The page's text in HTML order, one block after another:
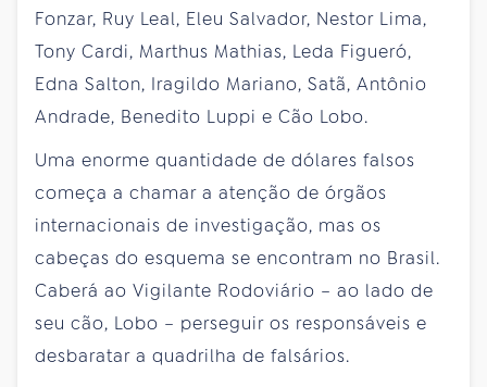
Fonzar, Ruy Leal, Eleu Salvador, Nestor Lima,
Tony Cardi, Marthus Mathias, Leda Figueró,
Edna Salton, Iragildo Mariano, Satã, Antônio
Andrade, Benedito Luppi e Cão Lobo.
Uma enorme quantidade de dólares falsos
começa a chamar a atenção de órgãos
internacionais de investigação, mas os
cabeças do esquema se encontram no Brasil.
Caberá ao Vigilante Rodoviário – ao lado de
seu cão, Lobo – perseguir os responsáveis e
desbaratar a quadrilha de falsários.